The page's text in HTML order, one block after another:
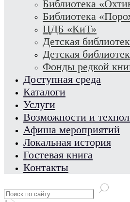
Библиотека
Библиотека
ЦДБ «КиТ»
Детская
Детская
Фонды редкой
Доступная среда
Каталоги
Услуги
Возможности и
Афиша мероприятий
Локальная история
Гостевая книга
Контакты